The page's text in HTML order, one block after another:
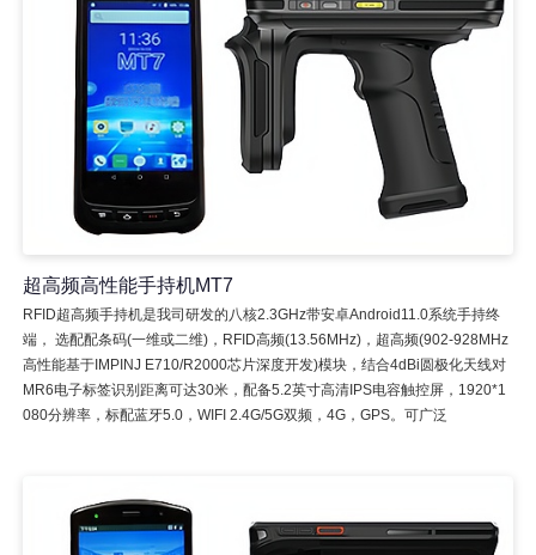
超高频高性能手持机MT7
RFID超高频手持机是我司研发的八核2.3GHz带安卓Android11.0系统手持终
端， 选配配条码(一维或二维)，RFID高频(13.56MHz)，超高频(902-928MHz
高性能基于IMPINJ E710/R2000芯片深度开发)模块，结合4dBi圆极化天线对
MR6电子标签识别距离可达30米，配备5.2英寸高清IPS电容触控屏，1920*1
080分辨率，标配蓝牙5.0，WIFI 2.4G/5G双频，4G，GPS。可广泛